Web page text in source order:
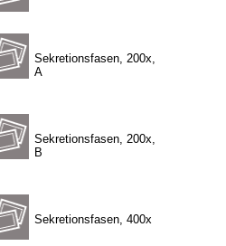
Sekretionsfasen, 200x,
A
Sekretionsfasen, 200x,
B
Sekretionsfasen, 400x